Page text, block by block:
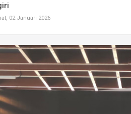
02 Januari 2026